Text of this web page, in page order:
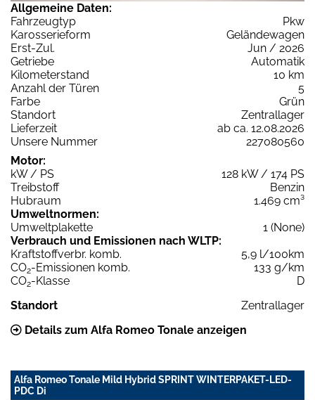
Allgemeine Daten:
Fahrzeugtyp
Pkw
Karosserieform
Geländewagen
Erst-Zul.
Jun / 2026
Getriebe
Automatik
Kilometerstand
10 km
Anzahl der Türen
5
Farbe
Grün
Standort
Zentrallager
Lieferzeit
ab ca. 12.08.2026
Unsere Nummer
227080560
Motor:
kW / PS
128 kW / 174 PS
Treibstoff
Benzin
Hubraum
1.469 cm³
Umweltnormen:
Umweltplakette
1 (None)
Verbrauch und Emissionen nach WLTP:
Kraftstoffverbr. komb.
5,9 l/100km
CO2-Emissionen komb.
133 g/km
CO2-Klasse
D
Standort
Zentrallager
Details zum Alfa Romeo Tonale anzeigen
Alfa Romeo Tonale Mild Hybrid SPRINT WINTERPAKET-LED-
PDC Di